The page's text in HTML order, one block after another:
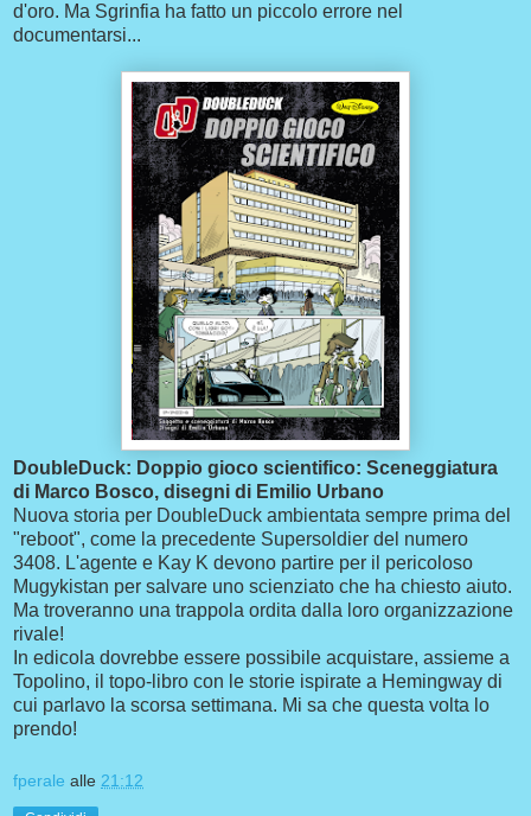
d'oro. Ma Sgrinfia ha fatto un piccolo errore nel
documentarsi...
DoubleDuck: Doppio gioco scientifico: Sceneggiatura
di Marco Bosco, disegni di Emilio Urbano
Nuova storia per DoubleDuck ambientata sempre prima del
"reboot", come la precedente Supersoldier del numero
3408. L'agente e Kay K devono partire per il pericoloso
Mugykistan per salvare uno scienziato che ha chiesto aiuto.
Ma troveranno una trappola ordita dalla loro organizzazione
rivale!
In edicola dovrebbe essere possibile acquistare, assieme a
Topolino, il topo-libro con le storie ispirate a Hemingway di
cui parlavo la scorsa settimana. Mi sa che questa volta lo
prendo!
fperale alle 21:12